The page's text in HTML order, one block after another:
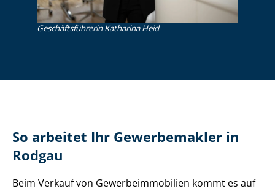
Ge­schäfts­füh­re­rin Katharina Heid
So arbeitet Ihr Gewerbemakler in
Rodgau
Beim Verkauf von Ge­wer­be­im­mo­bi­li­en kommt es auf